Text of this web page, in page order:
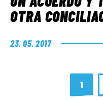
OTRA
23. 05. 2017
1